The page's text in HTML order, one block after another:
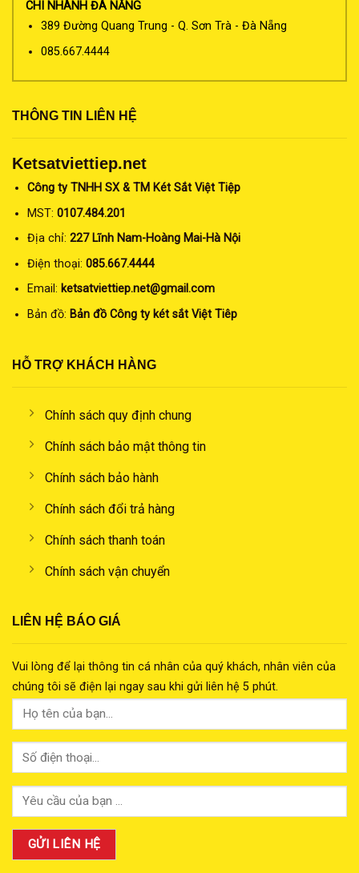
CHI NHÁNH ĐÀ NẴNG
389 Đường Quang Trung - Q. Sơn Trà - Đà Nẵng
085.667.4444
THÔNG TIN LIÊN HỆ
Ketsatviettiep.net
Công ty TNHH SX & TM Két Sắt Việt Tiệp
MST: 0107.484.201
Địa chỉ: 227 Lĩnh Nam-Hoàng Mai-Hà Nội
Điện thoại: 085.667.4444
Email: ketsatviettiep.net@gmail.com
Bản đồ: Bản đồ Công ty két sắt Việt Tiêp
HỖ TRỢ KHÁCH HÀNG
Chính sách quy định chung
Chính sách bảo mật thông tin
Chính sách bảo hành
Chính sách đổi trả hàng
Chính sách thanh toán
Chính sách vận chuyển
LIÊN HỆ BÁO GIÁ
Vui lòng để lại thông tin cá nhân của quý khách, nhân viên của
chúng tôi sẽ điện lại ngay sau khi gửi liên hệ 5 phút.